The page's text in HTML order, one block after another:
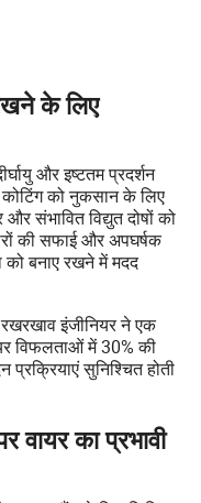
के लिए
और इष्टतम प्रदर्शन
को नुकसान के लिए
संभावित विद्युत दोषों को
की सफाई और अपघर्षक
बनाए रखने में मदद
इंजीनियर ने एक
विफलताओं में 30% की
प्रक्रियाएं सुनिश्चित होती
वायर का प्रभावी